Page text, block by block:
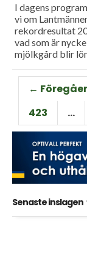
I dagens
vi om
rekordresultat
vad som är
mjölkgård blir
←
423
…
Senaste inslagen